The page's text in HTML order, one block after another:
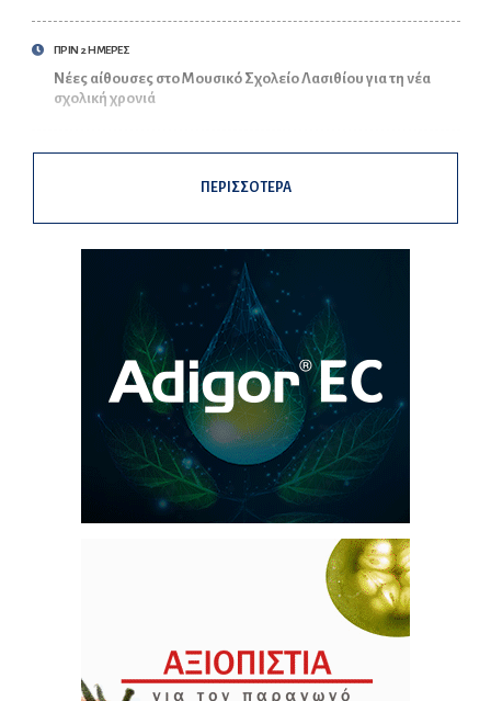
ΠΡΙΝ 2 ΗΜΕΡΕΣ
Νέες αίθουσες στο Μουσικό Σχολείο Λασιθίου για τη νέα
σχολική χρονιά
ΠΕΡΙΣΣΟΤΕΡΑ